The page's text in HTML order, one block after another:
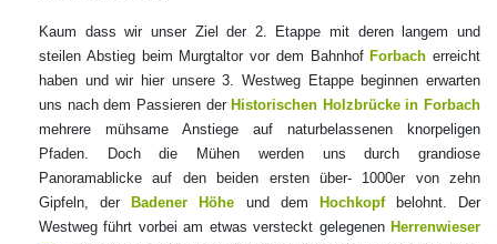
Kaum dass wir unser Ziel der 2. Etappe mit deren langem und
steilen Abstieg beim Murgtaltor vor dem Bahnhof Forbach erreicht
haben und wir hier unsere 3. Westweg Etappe beginnen erwarten
uns nach dem Passieren der Historischen Holzbrücke in Forbach
mehrere mühsame Anstiege auf naturbelassenen knorpeligen
Pfaden. Doch die Mühen werden uns durch grandiose
Panoramablicke auf den beiden ersten über- 1000er von zehn
Gipfeln, der
Badener Höhe und dem Hochkopfbelohnt. Der
Westweg führt vorbei am etwas versteckt gelegenen Herrenwieser